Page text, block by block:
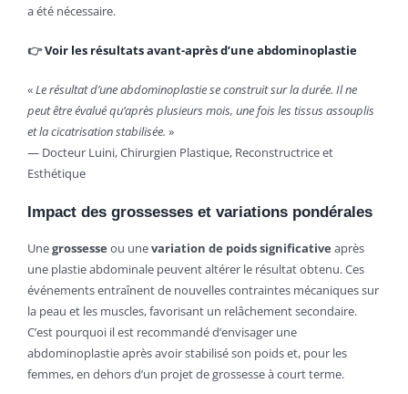
a été nécessaire.
👉Voir les résultats avant-après d’une abdominoplastie
«Le résultat d’une abdominoplastie se construit sur la durée. Il ne
peut être évalué qu’après plusieurs mois, une fois les tissus assouplis
et la cicatrisation stabilisée. »
— Docteur Luini, Chirurgien Plastique, Reconstructrice et
Esthétique
Impact des grossesses et variations pondérales
Unegrossesse ou unevariation de poids significative après
une plastie abdominale peuvent altérer le résultat obtenu. Ces
événements entraînent de nouvelles contraintes mécaniques sur
la peau et les muscles, favorisant un relâchement secondaire.
C’est pourquoi il est recommandé d’envisager une
abdominoplastie après avoir stabilisé son poids et, pour les
femmes, en dehors d’un projet de grossesse à court terme.